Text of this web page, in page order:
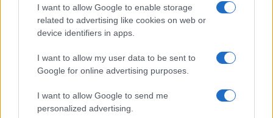
I want to allow Google to enable storage
related to advertising like cookies on web or
device identifiers in apps.
I want to allow my user data to be sent to
Google for online advertising purposes.
I want to allow Google to send me
personalized advertising.